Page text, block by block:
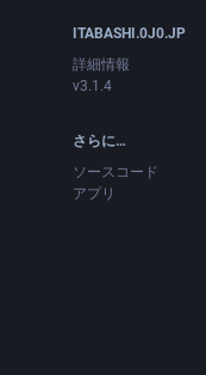
ITABASHI.0J0.JP
詳細情報
v3.1.4
さらに…
ソースコード
アプリ